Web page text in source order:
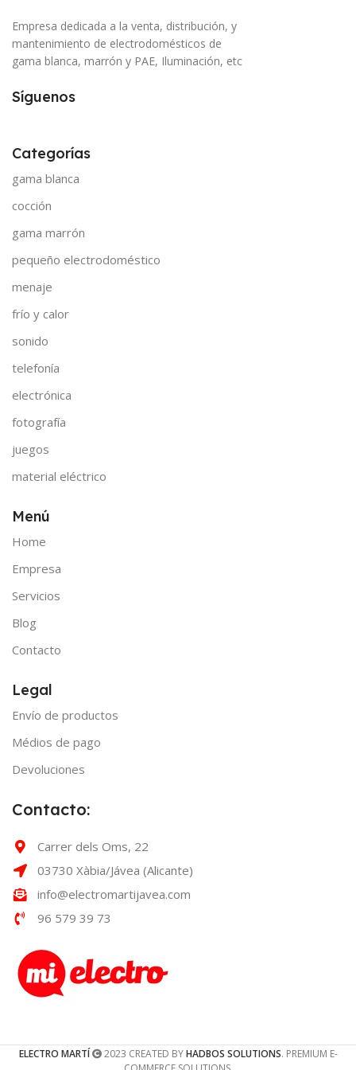
Empresa dedicada a la venta, distribución, y
mantenimiento de electrodomésticos de
gama blanca, marrón y PAE, Iluminación, etc
Síguenos
Categorías
gama blanca
cocción
gama marrón
pequeño electrodoméstico
menaje
frío y calor
sonido
telefonía
electrónica
fotografía
juegos
material eléctrico
Menú
Home
Empresa
Servicios
Blog
Contacto
Legal
Envío de productos
Médios de pago
Devoluciones
Contacto:
Carrer dels Oms, 22
03730 Xàbia/Jávea (Alicante)
info@electromartijavea.com
96 579 39 73
ELECTRO MARTÍ 2023 CREATED BYHADBOS SOLUTIONS. PREMIUM E-